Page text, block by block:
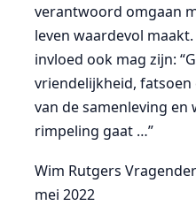
verantwoord omgaan
leven waardevol
invloed ook mag zijn:
vriendelijkheid, fatsoen
van de samenleving en
rimpeling gaat …”
Wim Rutgers Vragender
mei 2022